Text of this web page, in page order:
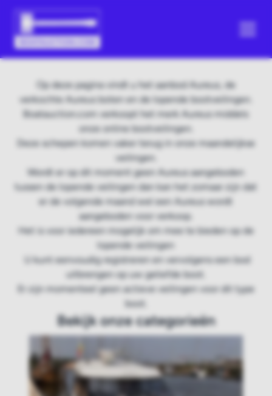
Op deze pagina vindt u het aanbod Aureus, de
verkochte Aureus boten en de lopende bootveilingen.
Boatauction.com verkoopt het merk Aureus middels
onze online bootveilingen.
Deze schepen komen vaker terug in onze maandelijkse
veilingen.
Wordt er op dit moment geen Aureus aangeboden
tussen de lopende veilingen dan kan het zomaar zijn dat
er de volgende maand wel een Aureus wordt
aangeboden voor verkoop.
Het is voor iedereen mogelijk om mee te bieden op de
lopende veilingen
U kunt eenvoudig registreren en vervolgens een bod
uitbrengen op uw geliefde boot.
Er zijn momenteel geen actieve veilingen voor dit type
boot.
Bekijk onze categorieën